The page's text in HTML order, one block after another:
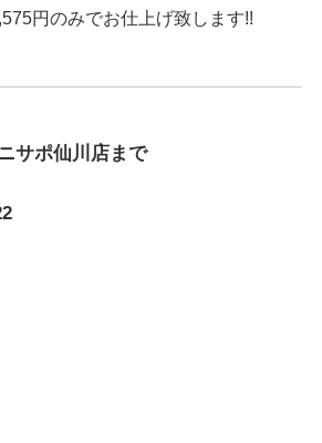
円のみでお仕上げ致します!!
サポ仙川店まで